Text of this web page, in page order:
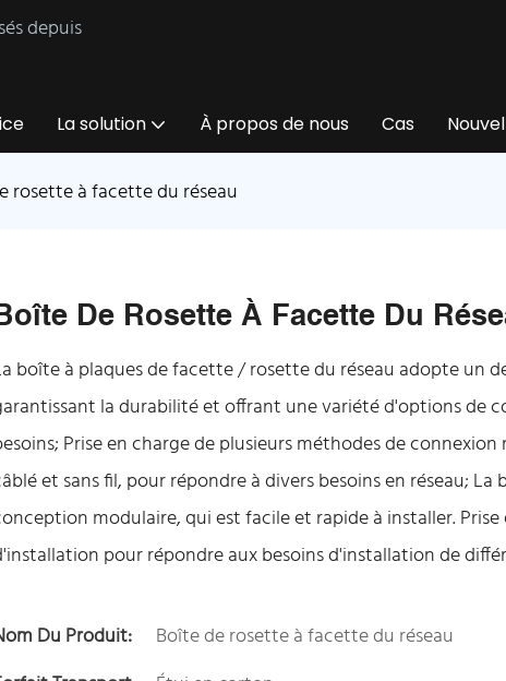
depuis
La solution À propos de nous Cas
rosette à facette du réseau
De Rosette À Facette Du
boîte à plaques de facette / rosette du réseau adopte un
la durabilité et offrant une variété d'options de
Prise en charge de plusieurs méthodes de
et sans fil, pour répondre à divers besoins en réseau;
modulaire, qui est facile et rapide à installer.
pour répondre aux besoins d'installation de
Du Produit:
Boîte de rosette à facette du réseau